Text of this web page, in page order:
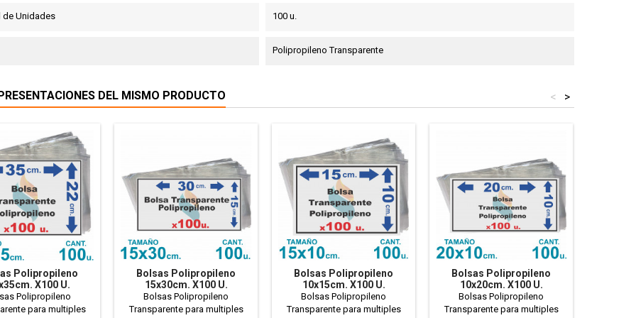
de Unidades 100 u.
Polipropileno Transparente
DEL MISMO PRODUCTO >
<
Polipropileno
X100 U.
Polipropileno
para multiples
Bolsas Polipropileno
15x30cm. X100 U.
Transparentes
Bolsas Polipropileno
Transparente para multiples
Bolsas Polipropileno
10x15cm. X100 U.
Transparentes
Bolsas Polipropileno
Transparente para multiples
Bolsas Polipropileno
10x20cm. X100 U.
Transparentes
Bolsas Polipropileno
Transparente para multiples